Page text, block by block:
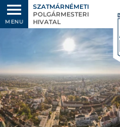
MENU
SZATMÁRNÉMETI
POLGÁRMESTERI
HIVATAL